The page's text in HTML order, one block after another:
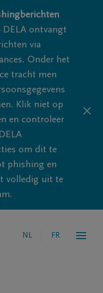
DELA ontvangt
via
Onder het
tracht men
Klik niet op
en controleer
om dit te
phishing en
volledig uit te
NL FR